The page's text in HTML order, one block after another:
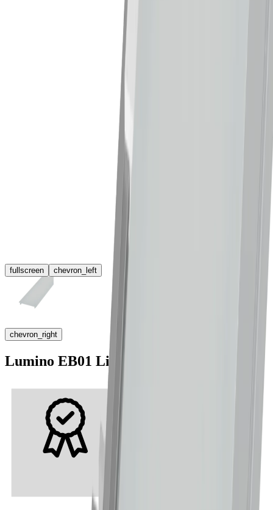
fullscreen chevron_left
chevron_right
Lumino EB01 Lichtblende